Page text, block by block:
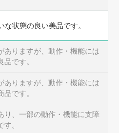
な状態の良い美品です。
ありますが、動作・機能には
です。
ありますが、動作・機能には
です。
り、一部の動作・機能に支障
。